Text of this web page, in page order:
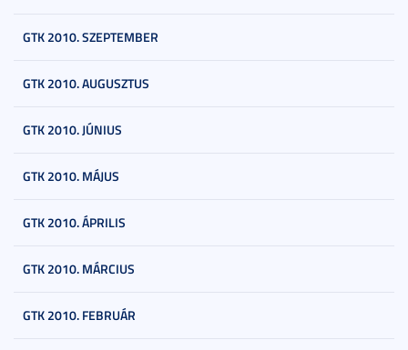
GTK 2010. SZEPTEMBER
GTK 2010. AUGUSZTUS
GTK 2010. JÚNIUS
GTK 2010. MÁJUS
GTK 2010. ÁPRILIS
GTK 2010. MÁRCIUS
GTK 2010. FEBRUÁR